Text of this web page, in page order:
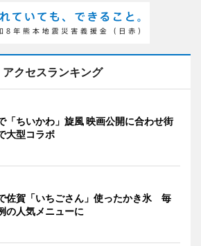
アクセスランキング
「ちいかわ」旋風 映画公開に合わせ街
大型コラボ
佐賀「いちごさん」使ったかき氷 毎
の人気メニューに